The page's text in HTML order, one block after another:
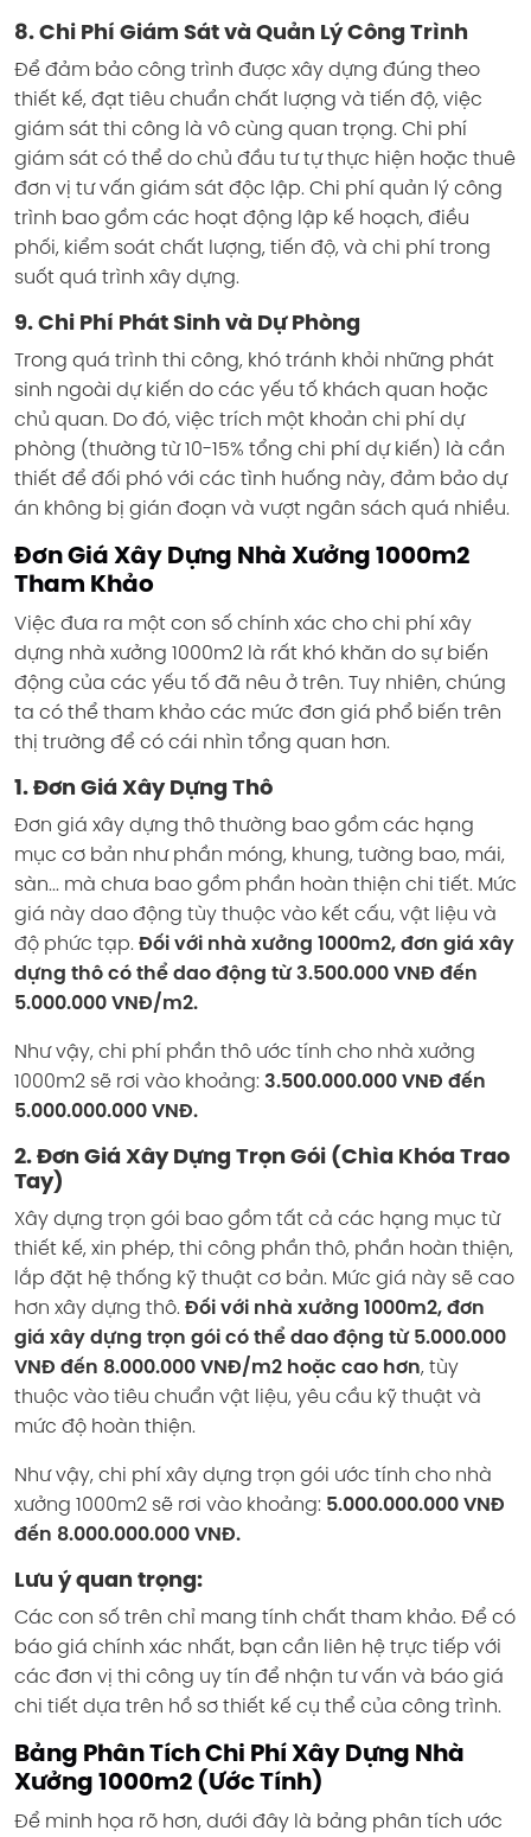
8. Chi Phí Giám Sát và Quản Lý Công Trình
Để đảm bảo công trình được xây dựng đúng theo
thiết kế, đạt tiêu chuẩn chất lượng và tiến độ, việc
giám sát thi công là vô cùng quan trọng. Chi phí
giám sát có thể do chủ đầu tư tự thực hiện hoặc thuê
đơn vị tư vấn giám sát độc lập. Chi phí quản lý công
trình bao gồm các hoạt động lập kế hoạch, điều
phối, kiểm soát chất lượng, tiến độ, và chi phí trong
suốt quá trình xây dựng.
9. Chi Phí Phát Sinh và Dự Phòng
Trong quá trình thi công, khó tránh khỏi những phát
sinh ngoài dự kiến do các yếu tố khách quan hoặc
chủ quan. Do đó, việc trích một khoản chi phí dự
phòng (thường từ 10-15% tổng chi phí dự kiến) là cần
thiết để đối phó với các tình huống này, đảm bảo dự
án không bị gián đoạn và vượt ngân sách quá nhiều.
Đơn Giá Xây Dựng Nhà Xưởng 1000m2
Tham Khảo
Việc đưa ra một con số chính xác cho chi phí xây
dựng nhà xưởng 1000m2 là rất khó khăn do sự biến
động của các yếu tố đã nêu ở trên. Tuy nhiên, chúng
ta có thể tham khảo các mức đơn giá phổ biến trên
thị trường để có cái nhìn tổng quan hơn.
1. Đơn Giá Xây Dựng Thô
Đơn giá xây dựng thô thường bao gồm các hạng
mục cơ bản như phần móng, khung, tường bao, mái,
sàn... mà chưa bao gồm phần hoàn thiện chi tiết. Mức
giá này dao động tùy thuộc vào kết cấu, vật liệu và
độ phức tạp. Đối với nhà xưởng 1000m2, đơn giá xây
dựng thô có thể dao động từ 3.500.000 VNĐ đến
5.000.000 VNĐ/m2.
Như vậy, chi phí phần thô ước tính cho nhà xưởng
1000m2 sẽ rơi vào khoảng: 3.500.000.000 VNĐ đến
5.000.000.000 VNĐ.
2. Đơn Giá Xây Dựng Trọn Gói (Chìa Khóa Trao
Tay)
Xây dựng trọn gói bao gồm tất cả các hạng mục từ
thiết kế, xin phép, thi công phần thô, phần hoàn thiện,
lắp đặt hệ thống kỹ thuật cơ bản. Mức giá này sẽ cao
hơn xây dựng thô. Đối với nhà xưởng 1000m2, đơn
giá xây dựng trọn gói có thể dao động từ 5.000.000
VNĐ đến 8.000.000 VNĐ/m2 hoặc cao hơn, tùy
thuộc vào tiêu chuẩn vật liệu, yêu cầu kỹ thuật và
mức độ hoàn thiện.
Như vậy, chi phí xây dựng trọn gói ước tính cho nhà
xưởng 1000m2 sẽ rơi vào khoảng: 5.000.000.000 VNĐ
đến 8.000.000.000 VNĐ.
Lưu ý quan trọng:
Các con số trên chỉ mang tính chất tham khảo. Để có
báo giá chính xác nhất, bạn cần liên hệ trực tiếp với
các đơn vị thi công uy tín để nhận tư vấn và báo giá
chi tiết dựa trên hồ sơ thiết kế cụ thể của công trình.
Bảng Phân Tích Chi Phí Xây Dựng Nhà
Xưởng 1000m2 (Ước Tính)
Để minh họa rõ hơn, dưới đây là bảng phân tích ước